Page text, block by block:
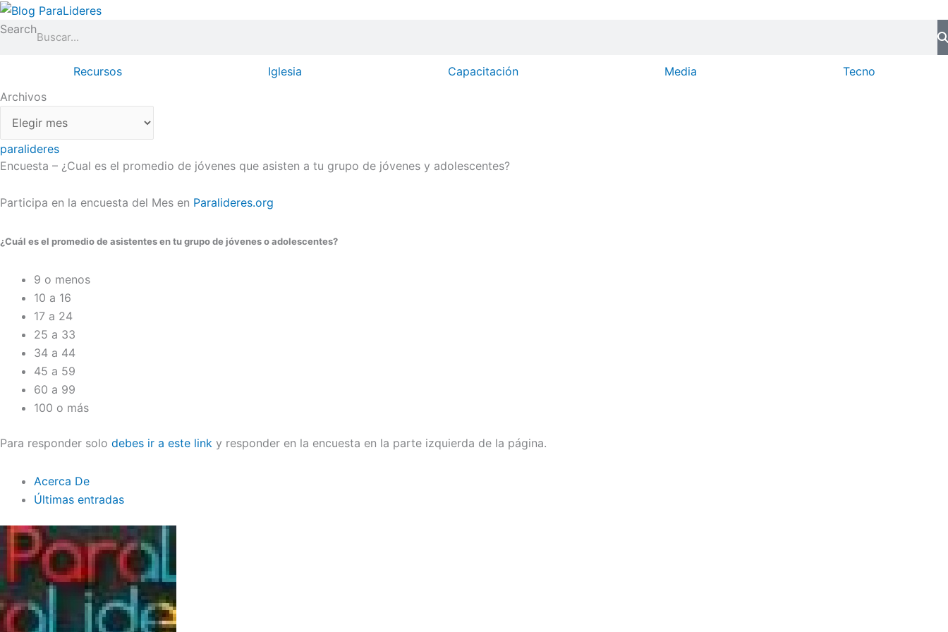
Ir
al
contenido
Search
Recursos Iglesia Capacitación Media
Tecno
Archivos
Archivos
paralideres
Encuesta – ¿Cual es el promedio de jóvenes que asisten a tu grupo de jóvenes y adolescentes?
Participa en la encuesta del Mes en Paralideres.org
¿Cuál es el promedio de asistentes en tu grupo de jóvenes o adolescentes?
9 o menos
10 a 16
17 a 24
25 a 33
34 a 44
45 a 59
60 a 99
100 o más
Para responder solo debes ir a este link y responder en la encuesta en la parte izquierda de la página.
Acerca De
Últimas entradas